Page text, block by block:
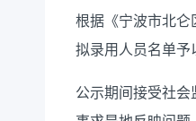
根据《宁波市北仑
拟录用人员名单予
公示期间接受社